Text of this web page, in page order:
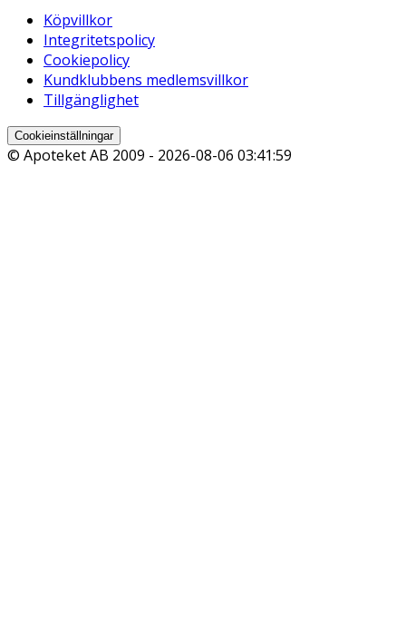
Köpvillkor
Integritetspolicy
Cookiepolicy
Kundklubbens medlemsvillkor
Tillgänglighet
Cookieinställningar
© Apoteket AB 2009 - 2026-08-06 03:41:59